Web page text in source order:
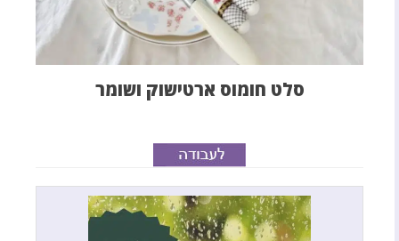
סלט חומוס ארטישוק ושומר